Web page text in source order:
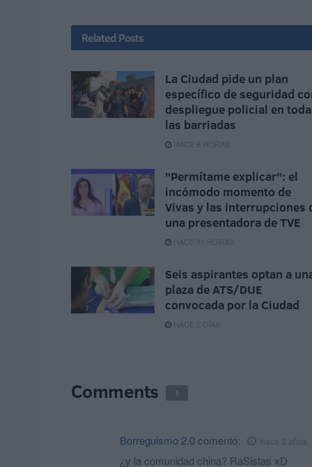
Related Posts
La Ciudad pide un plan
específico de seguridad
despliegue policial en
las barriadas
HACE 6 HORAS
"Permítame explicar": el
incómodo momento de
Vivas y las interrupciones
una presentadora de TVE
HACE 11 HORAS
Seis aspirantes optan a
plaza de ATS/DUE
convocada por la Ciudad
HACE 2 DÍAS
Comments 1
Borreguismo 2.0 comentó: hace 3 años
¿y la comunidad china? RaSistas xD